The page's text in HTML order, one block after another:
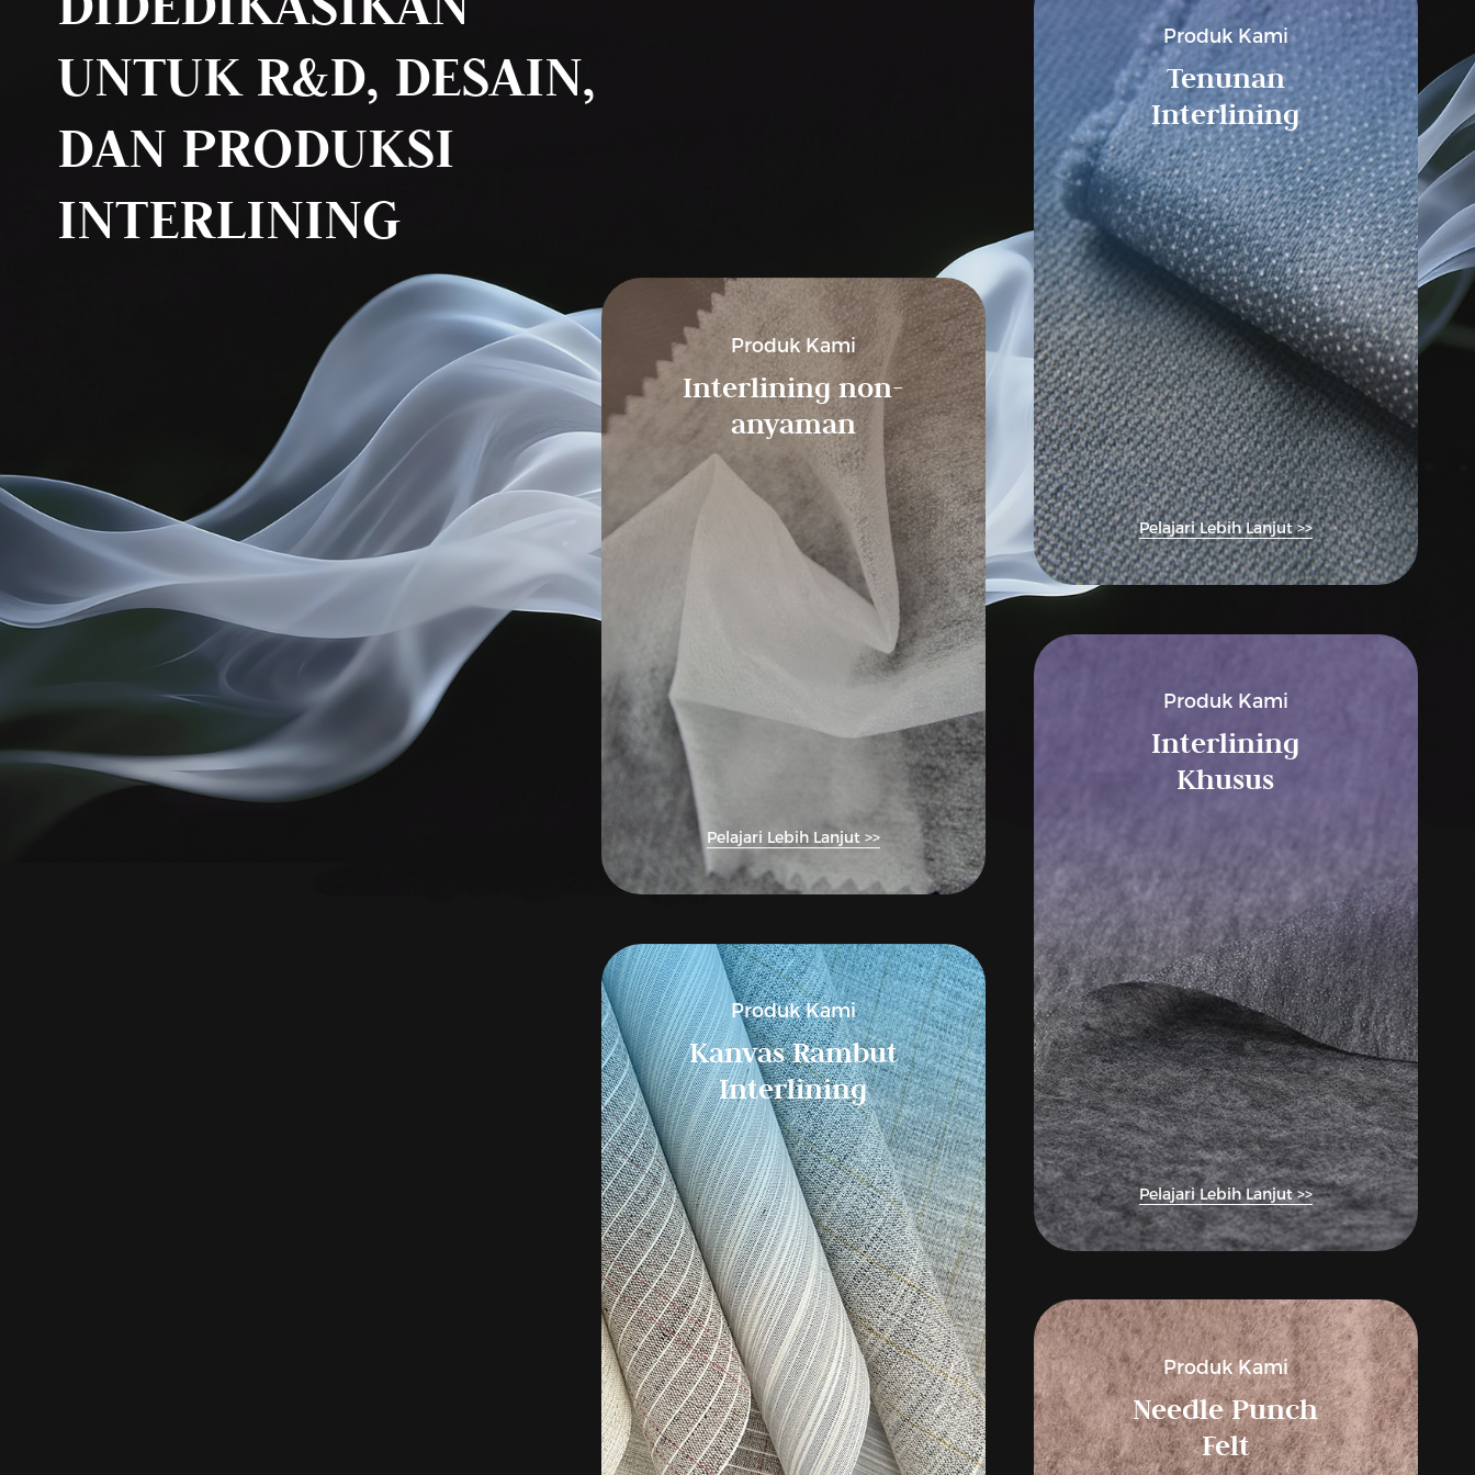
UNTUK R&D, DESAIN,
DAN PRODUKSI
INTERLINING
Produk Kami
Tenunan
Interlining
Pelajari Lebih Lanjut >>
Produk Kami
Interlining non-
anyaman
Pelajari Lebih Lanjut >>
Produk Kami
Interlining
Khusus
Pelajari Lebih Lanjut >>
Produk Kami
Kanvas Rambut
Interlining
Produk Kami
Needle Punch
Felt